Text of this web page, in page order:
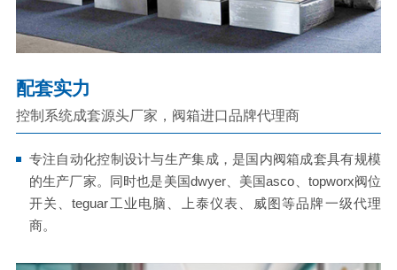
配套实力
控制系统成套源头厂家，阀箱进口品牌代理商
专注自动化控制设计与生产集成，是国内阀箱成套具有规模
的生产厂家。同时也是美国dwyer、美国asco、topworx阀位
开关、teguar工业电脑、上泰仪表、威图等品牌一级代理
商。